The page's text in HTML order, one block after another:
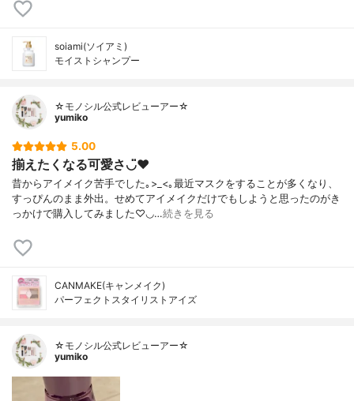
soiami(ソイアミ)
モイストシャンプー
☆モノシル公式レビューアー☆
yumiko
5.00
揃えたくなる可愛さ◡̈♥︎
昔からアイメイク苦手でした｡>_<｡最近マスクをすることが多くなり、
すっぴんのまま外出。せめてアイメイクだけでもしようと思ったのがき
っかけで購入してみました♡◡…続きを見る
CANMAKE(キャンメイク)
パーフェクトスタイリストアイズ
☆モノシル公式レビューアー☆
yumiko